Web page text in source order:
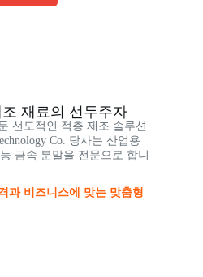
재료의 선두주자
선도적인 적층 제조 솔루션
Co. 당사는 산업용
금속 분말을 전문으로 합니
과 비즈니스에 맞는 맞춤형